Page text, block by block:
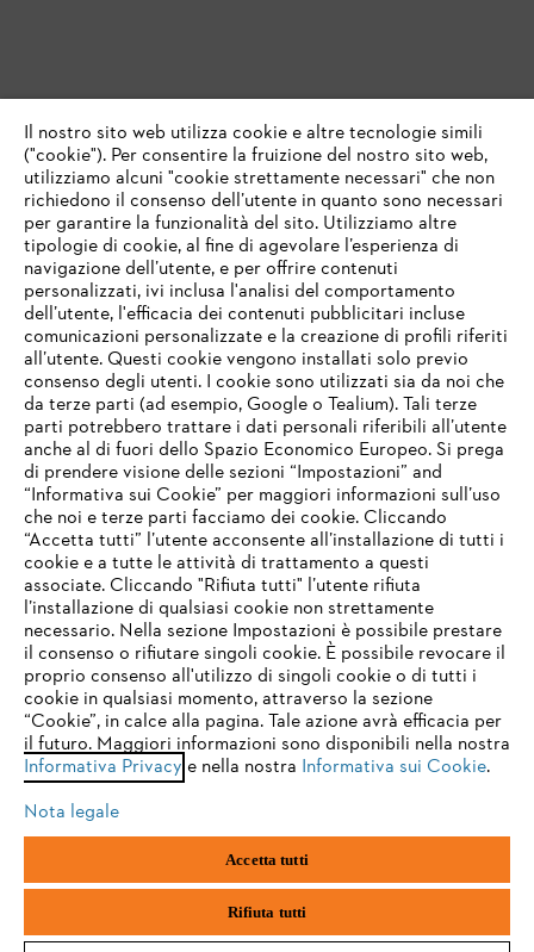
IHR BROWSER WIRD NICHT
UNTERSTÜTZT
Sie nutzen einen Browser, den wir noch nicht unterstützen. Für
eine optimale Nutzung unserer Seite empfehlen wir Ihnen, zu
einem der folgenden Browser zu wechseln:
firefox chrome
safari edge
Il nostro sito web utilizza cookie e altre tecnologie simili
("cookie"). Per consentire la fruizione del nostro sito web,
utilizziamo alcuni "cookie strettamente necessari" che non
richiedono il consenso dell’utente in quanto sono necessari
per garantire la funzionalità del sito. Utilizziamo altre
tipologie di cookie, al fine di agevolare l’esperienza di
navigazione dell’utente, e per offrire contenuti
personalizzati, ivi inclusa l'analisi del comportamento
dell’utente, l'efficacia dei contenuti pubblicitari incluse
comunicazioni personalizzate e la creazione di profili riferiti
all’utente. Questi cookie vengono installati solo previo
consenso degli utenti. I cookie sono utilizzati sia da noi che
da terze parti (ad esempio, Google o Tealium). Tali terze
parti potrebbero trattare i dati personali riferibili all’utente
anche al di fuori dello Spazio Economico Europeo. Si prega
di prendere visione delle sezioni “Impostazioni” and
“Informativa sui Cookie” per maggiori informazioni sull’uso
che noi e terze parti facciamo dei cookie. Cliccando
“Accetta tutti” l’utente acconsente all’installazione di tutti i
cookie e a tutte le attività di trattamento a questi
associate. Cliccando "Rifiuta tutti" l’utente rifiuta
l’installazione di qualsiasi cookie non strettamente
necessario. Nella sezione Impostazioni è possibile prestare
il consenso o rifiutare singoli cookie. È possibile revocare il
proprio consenso all'utilizzo di singoli cookie o di tutti i
cookie in qualsiasi momento, attraverso la sezione
“Cookie”, in calce alla pagina. Tale azione avrà efficacia per
il futuro. Maggiori informazioni sono disponibili nella nostra
Informativa Privacy e nella nostra Informativa sui Cookie.
Nota legale
Accetta tutti
Rifiuta tutti